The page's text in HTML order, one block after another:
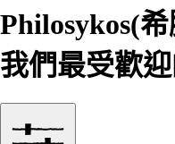
Philosykos(
我們最受歡